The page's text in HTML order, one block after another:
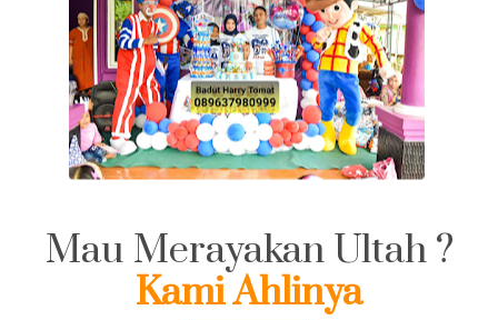
Mau Merayakan Ultah ?
Kami Ahlinya